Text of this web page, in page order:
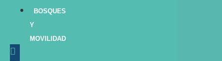
BOSQUES
Y
MOVILIDAD